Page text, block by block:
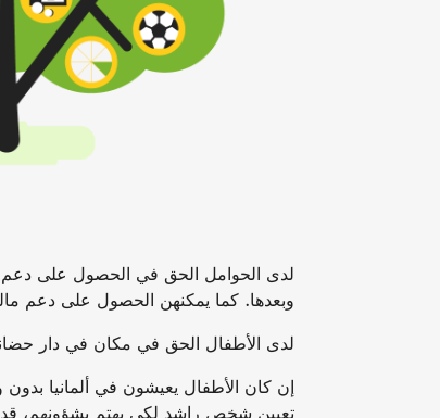
لدى الحوامل الحق في الحصول على دعم
وبعدها. كما يمكنهن الحصول على دعم
لدى الأطفال الحق في مكان في دار
إن كان الأطفال يعيشون في ألمانيا
تعيين شخص راشد لكي يهتم بشؤونهم، قد